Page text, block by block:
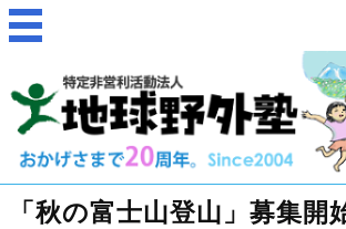
「秋の富士山登山」募集開